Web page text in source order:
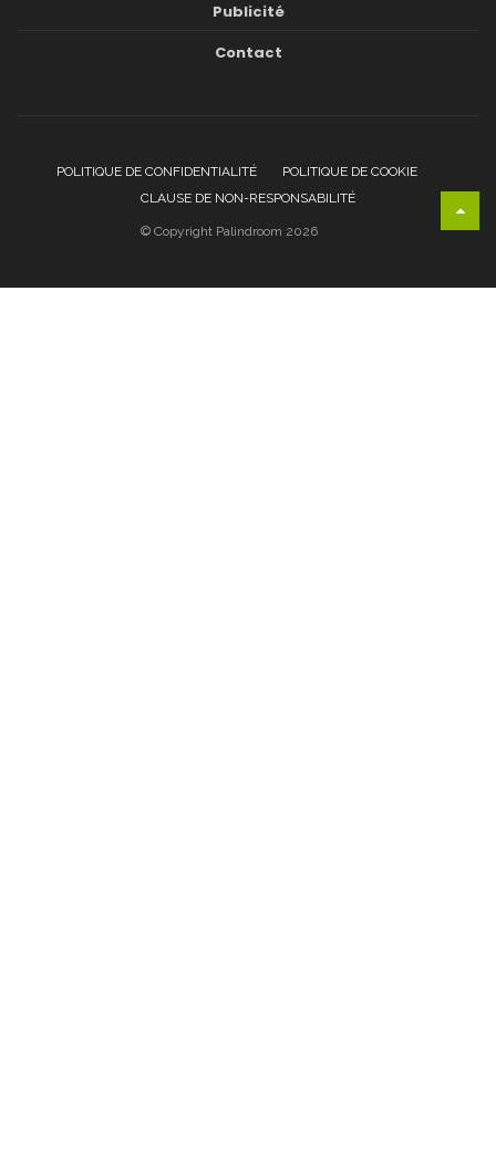
Publicité
Contact
POLITIQUE DE CONFIDENTIALITÉ
POLITIQUE DE COOKIE
CLAUSE DE NON-RESPONSABILITÉ
© Copyright Palindroom 2026